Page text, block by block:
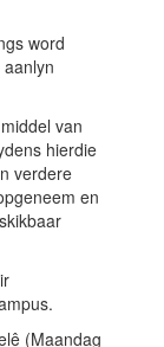
word
van
hierdie
verdere
en
(Maandag